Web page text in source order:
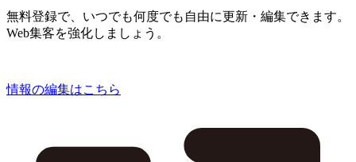
無料登録で、いつでも何度でも自由に更新・編集できます。
Web集客を強化しましょう。
情報の編集はこちら